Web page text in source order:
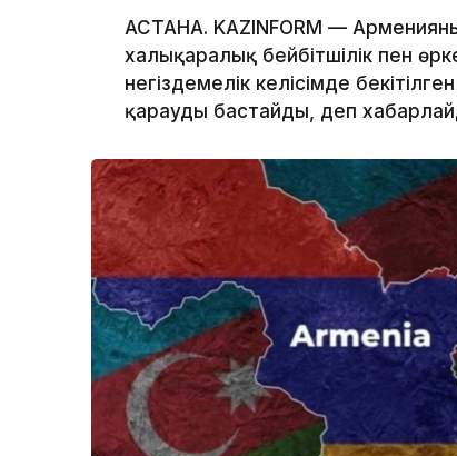
АСТАНА. KAZINFORM —
халықаралық бейбітшілік пен
негіздемелік келісімде
қарауды бастайды, деп